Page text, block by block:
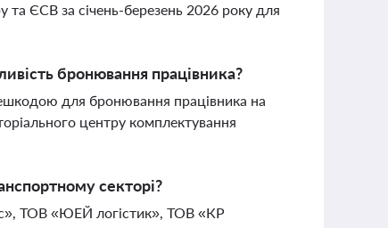
та ЄСВ за січень-березень 2026 року для
бронювання працівника?
для бронювання працівника на
центру комплектування
секторі?
ТОВ «ЮЕЙ логістик», ТОВ «КР